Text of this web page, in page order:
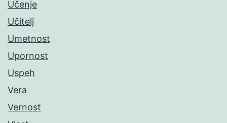
Učenje
Učitelj
Umetnost
Upornost
Uspeh
Vera
Vernost